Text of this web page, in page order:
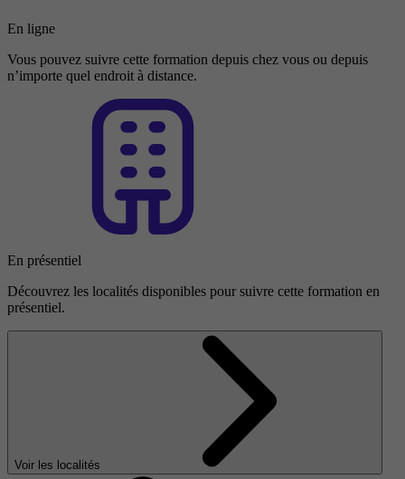
En ligne
Vous pouvez suivre cette formation depuis chez vous ou depuis
n’importe quel endroit à distance.
En présentiel
Découvrez les localités disponibles pour suivre cette formation en
présentiel.
Voir les localités